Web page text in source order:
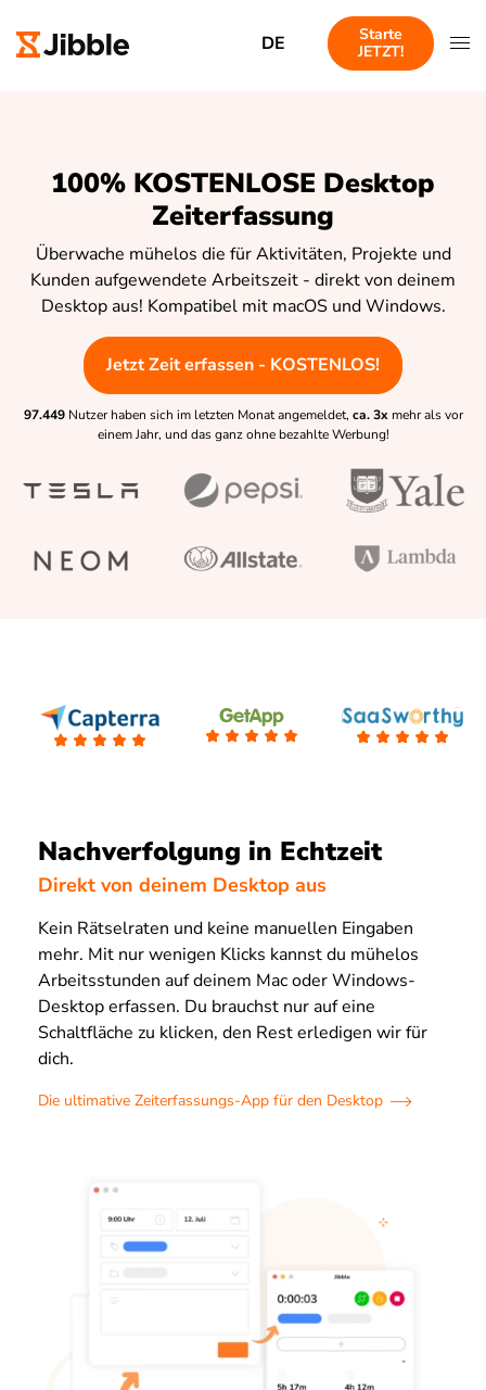
DE
Starte
JETZT!
100% KOSTENLOSE Desktop
Zeiterfassung
Überwache mühelos die für Aktivitäten, Projekte und
Kunden aufgewendete Arbeitszeit - direkt von deinem
Desktop aus! Kompatibel mit macOS und Windows.
Jetzt Zeit erfassen - KOSTENLOS!
97.449 Nutzer haben sich im letzten Monat angemeldet, ca. 3x mehr als vor
einem Jahr, und das ganz ohne bezahlte Werbung!
Nachverfolgung in Echtzeit
Direkt von deinem Desktop aus
Kein Rätselraten und keine manuellen Eingaben
mehr. Mit nur wenigen Klicks kannst du mühelos
Arbeitsstunden auf deinem Mac oder Windows-
Desktop erfassen. Du brauchst nur auf eine
Schaltfläche zu klicken, den Rest erledigen wir für
dich.
Die ultimative Zeiterfassungs-App für den Desktop